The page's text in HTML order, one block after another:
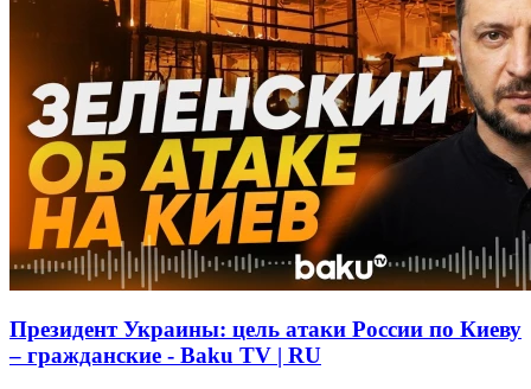
Президент Украины: цель атаки России по Киеву
– гражданские - Baku TV | RU